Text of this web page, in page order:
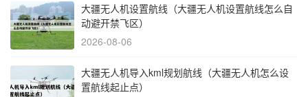
大疆无人机设置航线（大疆无人机设置航线怎么自
动避开禁飞区）
2026-08-06
大疆无人机导入kml规划航线（大疆无人机怎么设
置航线起止点）